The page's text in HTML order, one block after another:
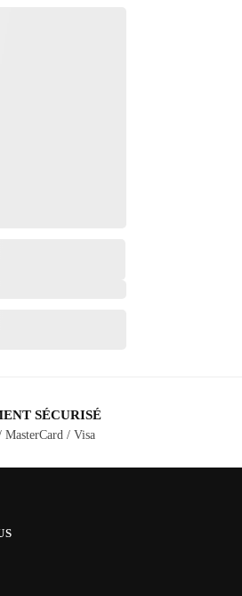
SÉCURISÉ
MasterCard / Visa